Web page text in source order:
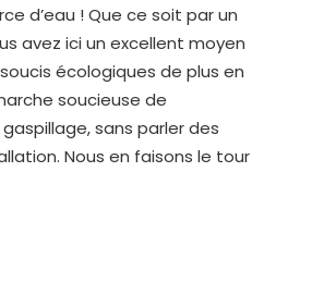
d’eau ! Que ce soit par un
avez ici un excellent moyen
écologiques de plus en
soucieuse de
sans parler des
Nous en faisons le tour